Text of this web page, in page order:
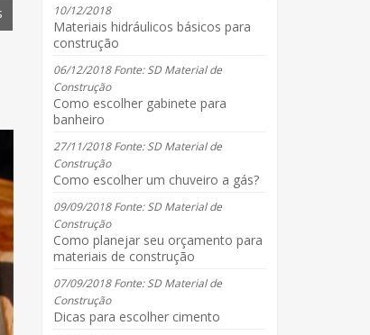
10/12/2018
Materiais hidráulicos básicos para
construção
06/12/2018 Fonte: SD Material de
Construção
Como escolher gabinete para
banheiro
27/11/2018 Fonte: SD Material de
Construção
Como escolher um chuveiro a gás?
09/09/2018 Fonte: SD Material de
Construção
Como planejar seu orçamento para
materiais de construção
07/09/2018 Fonte: SD Material de
Construção
Dicas para escolher cimento